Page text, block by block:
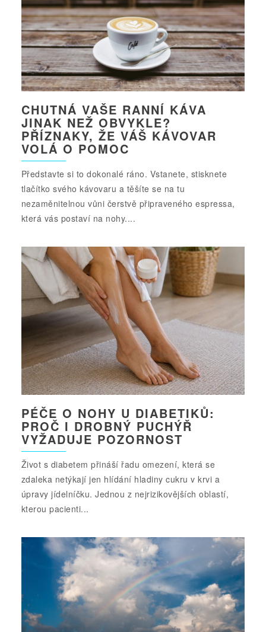
CHUTNÁ VAŠE RANNÍ KÁVA
JINAK NEŽ OBVYKLE?
PŘÍZNAKY, ŽE VÁŠ KÁVOVAR
VOLÁ O POMOC
Představte si to dokonalé ráno. Vstanete, stisknete
tlačítko svého kávovaru a těšíte se na tu
nezaměnitelnou vůni čerstvě připraveného espressa,
která vás postaví na nohy....
PÉČE O NOHY U DIABETIKŮ:
PROČ I DROBNÝ PUCHÝŘ
VYŽADUJE POZORNOST
Život s diabetem přináší řadu omezení, která se
zdaleka netýkají jen hlídání hladiny cukru v krvi a
úpravy jídelníčku. Jednou z nejrizikovějších oblastí,
kterou pacienti...